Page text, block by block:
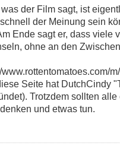
der Film sagt, ist
der Meinung sein
Ende sagt er, dass viele
ohne an den
www.rottentomatoes.com/
Seite hat DutchCindy
Trotzdem sollten
und etwas tun.